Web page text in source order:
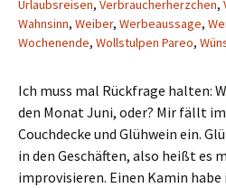
Urlaubsreisen, Verbraucherherzchen,
Wahnsinn, Weiber, Werbeaussage,
Wochenende, Wollstulpen Pareo,
Ich muss mal Rückfrage halten:
den Monat Juni, oder? Mir fällt
Couchdecke und Glühwein ein.
in den Geschäften, also heißt es
improvisieren. Einen Kamin